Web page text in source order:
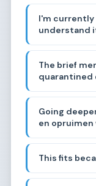
I'm currently
understand
related to
this as
The brief
quarantined
informal
"worthless"
"clutch" in
name, I
niche.
Going
en opruimen
sub-niche of
internet"**
This fits